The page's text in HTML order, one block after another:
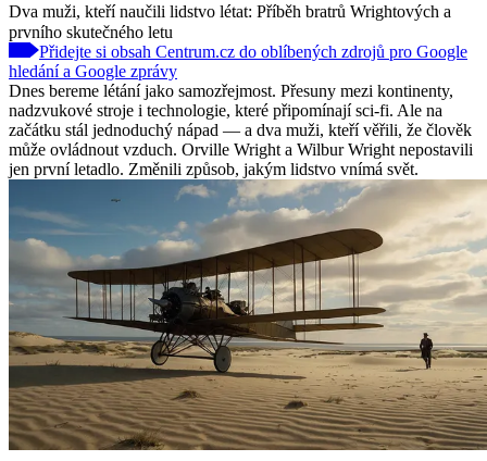
Dva muži, kteří naučili lidstvo létat: Příběh bratrů Wrightových a
prvního skutečného letu
Přidejte si obsah Centrum.cz do oblíbených zdrojů pro Google
hledání a Google zprávy
Dnes bereme létání jako samozřejmost. Přesuny mezi kontinenty,
nadzvukové stroje i technologie, které připomínají sci-fi. Ale na
začátku stál jednoduchý nápad — a dva muži, kteří věřili, že člověk
může ovládnout vzduch. Orville Wright a Wilbur Wright nepostavili
jen první letadlo. Změnili způsob, jakým lidstvo vnímá svět.